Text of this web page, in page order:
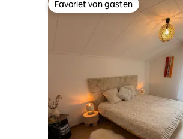
Favoriet van gasten
Favoriet van gasten